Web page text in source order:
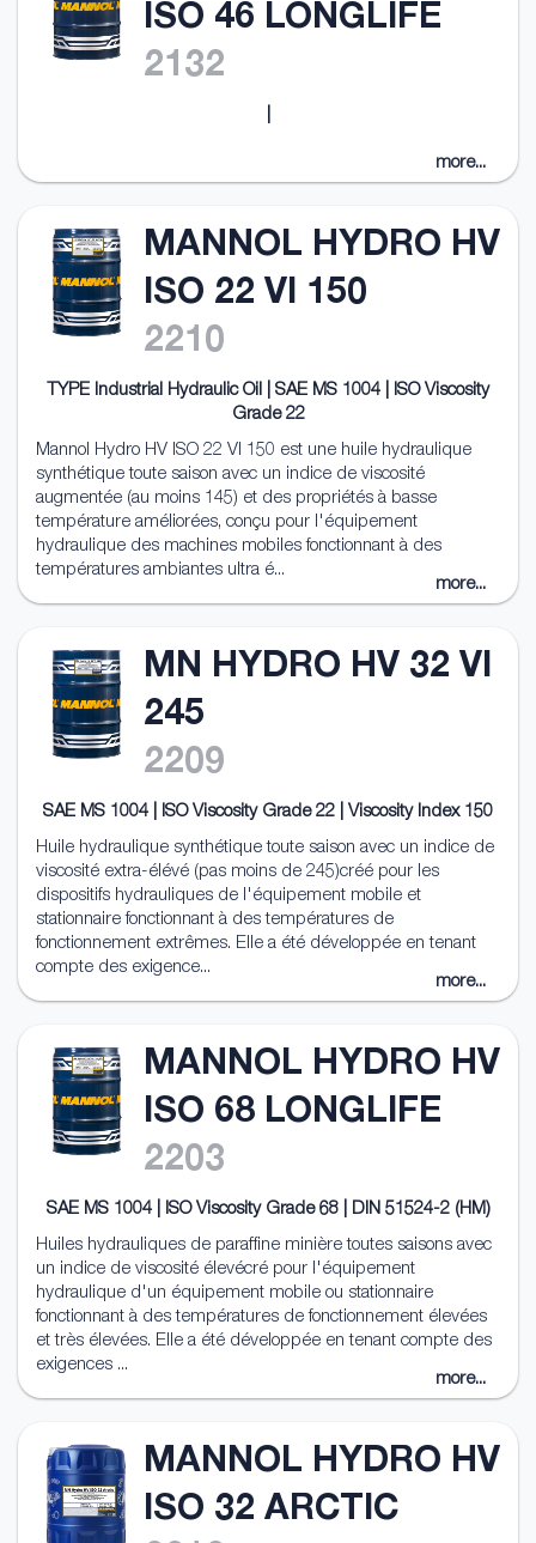
ISO 46 LONGLIFE
2132
more...
MANNOL HYDRO HV
ISO 22 VI 150
2210
TYPE Industrial Hydraulic Oil | SAE MS 1004 | ISO Viscosity
Grade 22
Mannol Hydro HV ISO 22 VI 150 est une huile hydraulique
synthétique toute saison avec un indice de viscosité
augmentée (au moins 145) et des propriétés à basse
température améliorées, conçu pour l'équipement
hydraulique des machines mobiles fonctionnant à des
températures ambiantes ultra é...
more...
MN HYDRO HV 32 VI
245
2209
SAE MS 1004 | ISO Viscosity Grade 22 | Viscosity Index 150
Huile hydraulique synthétique toute saison avec un indice de
viscosité extra-élévé (pas moins de 245)créé pour les
dispositifs hydrauliques de l'équipement mobile et
stationnaire fonctionnant à des températures de
fonctionnement extrêmes. Elle a été développée en tenant
compte des exigence...
more...
MANNOL HYDRO HV
ISO 68 LONGLIFE
2203
SAE MS 1004 | ISO Viscosity Grade 68 | DIN 51524-2 (HM)
Huiles hydrauliques de paraffine minière toutes saisons avec
un indice de viscosité élevécré pour l'équipement
hydraulique d'un équipement mobile ou stationnaire
fonctionnant à des températures de fonctionnement élevées
et très élevées. Elle a été développée en tenant compte des
exigences ...
more...
MANNOL HYDRO HV
ISO 32 ARCTIC